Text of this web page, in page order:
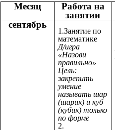
Месяц
Работа на
занятии
сентябрь
1.Занятие по
математике
Д/игра
«Назови
правильно»
Цель:
закрепить
умение
называть шар
(шарик) и куб
(кубик) только
по форме
2.